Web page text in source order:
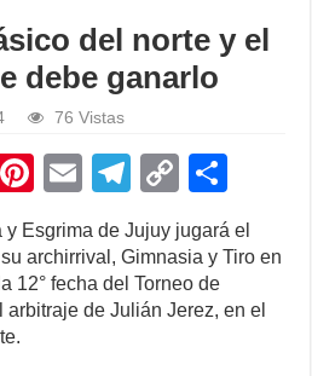
del norte y el
debe ganarlo
76 Vistas
M
Pi
nt
er
e
st
E
m
ail
T
el
e
gr
a
C
p
y
Li
h
ar
Esgrima de Jujuy jugará el
archirrival, Gimnasia y Tiro en
12° fecha del Torneo de
de Julián Jerez, en el